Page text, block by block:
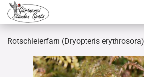
Rotschleierfarn (Dryopteris erythrosora)